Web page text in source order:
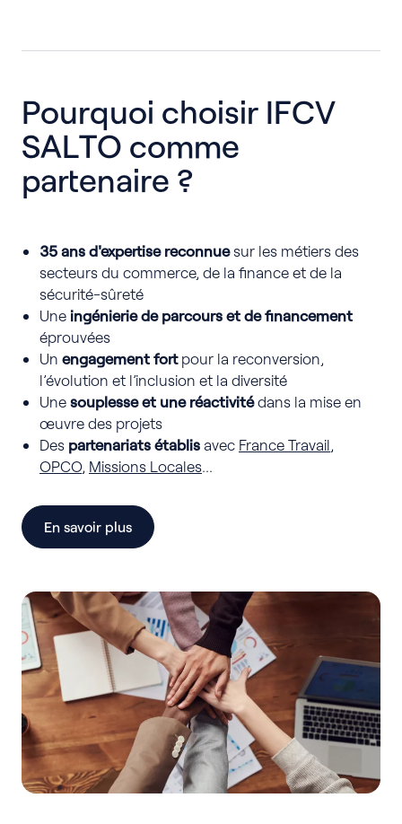
Pourquoi choisir IFCV
SALTO comme
partenaire ?
35 ans d'expertise reconnuesur les métiers des
secteurs du commerce, de la finance et de la
sécurité-sûreté
Une ingénierie de parcours et de financement
éprouvées
Un engagement fort pour la reconversion,
l’évolution et l’inclusion et la diversité
Une souplesse et une réactivitédans la mise en
œuvre des projets
Des partenariats établis avec France Travail,
OPCO, Missions Locales…
En savoir plus